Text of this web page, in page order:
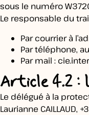
sous le numéro
Le responsable du
Par courrier à
Par téléphone,
Par mail :
Article 4.2 :
Le délégué à la
Laurianne CAILLAUD,